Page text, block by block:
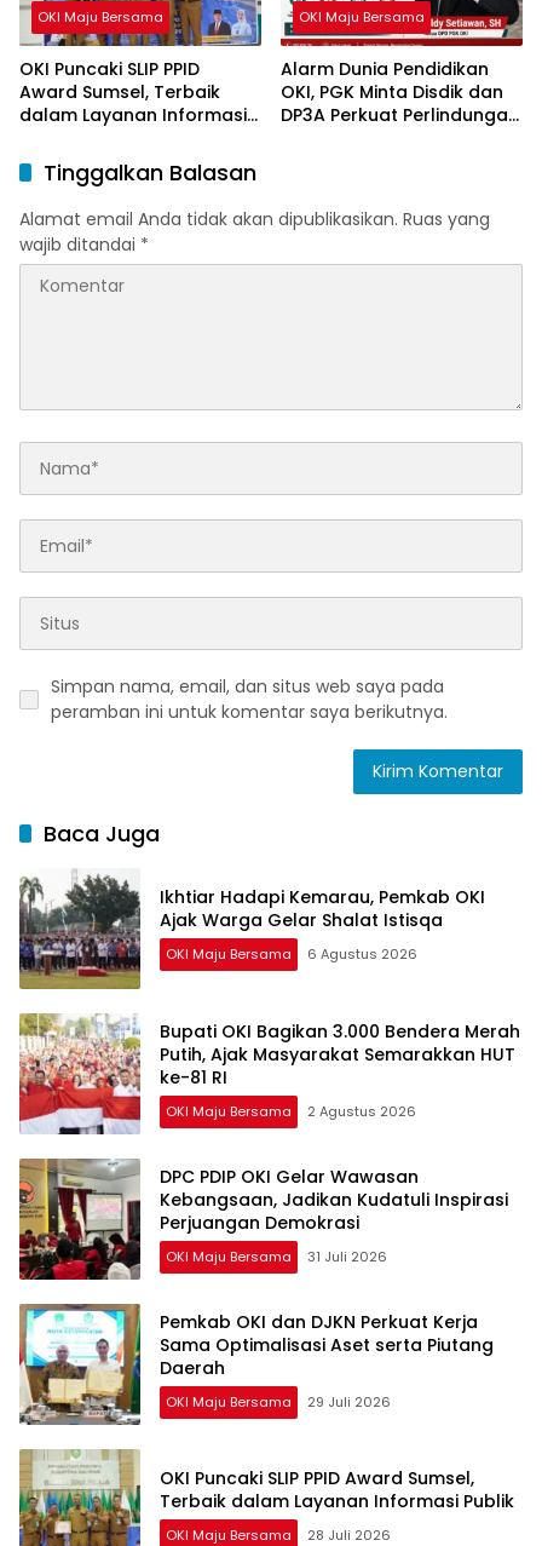
OKI Maju Bersama
OKI Puncaki SLIP PPID
Award Sumsel, Terbaik
dalam Layanan Informasi
OKI Maju Bersama
Alarm Dunia Pendidikan
OKI, PGK Minta Disdik dan
DP3A Perkuat Perlindungan
Tinggalkan Balasan
Alamat email Anda tidak akan dipublikasikan. Ruas yang
wajib ditandai *
Simpan nama, email, dan situs web saya pada
peramban ini untuk komentar saya berikutnya.
Baca Juga
Ikhtiar Hadapi Kemarau, Pemkab OKI
Ajak Warga Gelar Shalat Istisqa
OKI Maju Bersama 6 Agustus 2026
Bupati OKI Bagikan 3.000 Bendera Merah
Putih, Ajak Masyarakat Semarakkan HUT
ke-81 RI
OKI Maju Bersama 2 Agustus 2026
DPC PDIP OKI Gelar Wawasan
Kebangsaan, Jadikan Kudatuli Inspirasi
Perjuangan Demokrasi
OKI Maju Bersama 31 Juli 2026
Pemkab OKI dan DJKN Perkuat Kerja
Sama Optimalisasi Aset serta Piutang
Daerah
OKI Maju Bersama 29 Juli 2026
OKI Puncaki SLIP PPID Award Sumsel,
Terbaik dalam Layanan Informasi Publik
OKI Maju Bersama 28 Juli 2026